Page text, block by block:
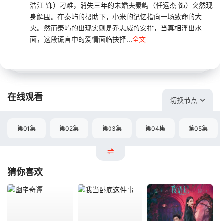
浩江 饰）刁难，消失三年的未婚夫秦屿（任运杰 饰）突然现
身解围。在秦屿的帮助下，小米的记忆指向一场致命的大
火。然而秦屿的出现实则是乔志威的安排，当真相浮出水
面，这段谎言中的爱情面临抉择...全文
在线观看 切换节点
第01集 第02集 第03集 第04集 第05集
猜你喜欢